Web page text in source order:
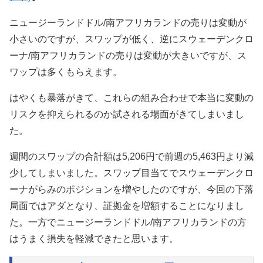
ニュージーランドドル/南アフリカランドの売りは変動が
小さいのですが、スワップが低く、逆にスウェーデンクロ
ーナ/南アフリカランドの売りは変動が大きいですが、ス
ワップは多くもらえます。
はやくも暴落がきて、これらの組み合わせで本当に変動の
リスクを抑えられるのか試される場面がきてしまいまし
た。
週間のスワップの合計額は5,206円で前週の5,463円より減
少してしまいました。スワップ目当てでスウェーデンクロ
ーナがらみのポジションを増やしたのですが、今回の下落
局面ではアダとなり、証拠金を増額することになりまし
た。一方でニュージーランドドル/南アフリカランドの方
はうまく損失を軽減できたと思います。